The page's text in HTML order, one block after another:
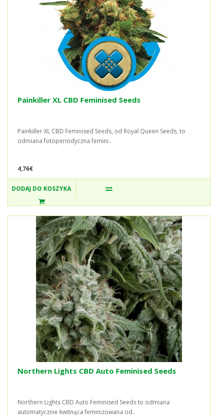
Painkiller XL CBD Feminised Seeds
Painkiller XL CBD Feminised Seeds, od Royal Queen Seeds, to
odmiana fotoperiodyczna femini..
4,76€
DODAJ DO KOSZYKA
Northern Lights CBD Auto Feminised Seeds
Northern Lights CBD Auto Feminised Seeds to odmiana
automatycznie kwitnąca feminizowana od..